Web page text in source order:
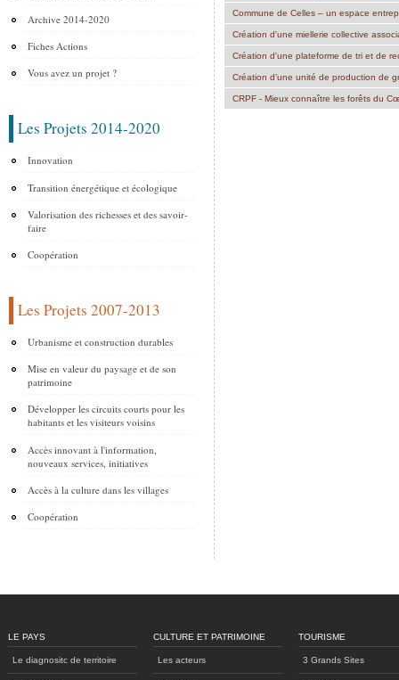
Archive 2014-2020
Fiches Actions
Vous avez un projet ?
Les Projets 2014-2020
Innovation
Transition énergétique et écologique
Valorisation des richesses et des savoir-
faire
Coopération
Les Projets 2007-2013
Urbanisme et construction durables
Mise en valeur du paysage et de son
patrimoine
Développer les circuits courts pour les
habitants et les visiteurs voisins
Accès innovant à l'information,
nouveaux services, initiatives
Accès à la culture dans les villages
Coopération
Commune de Celles – un espace
Création d'une miellerie collective
Création d'une plateforme de tri et de
Création d’une unité de production de
CRPF - Mieux connaître les forêts du
LE PAYS
Le diagnositc de territoire
CULTURE ET PATRIMOINE
Les acteurs
TOURISME
3 Grands Sites